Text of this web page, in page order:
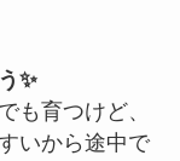
✨
も育つけど、
いから途中で